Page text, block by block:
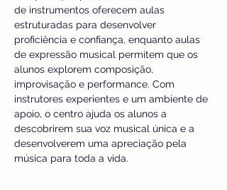
de instrumentos oferecem aulas
estruturadas para desenvolver
proficiência e confiança, enquanto aulas
de expressão musical permitem que os
alunos explorem composição,
improvisação e performance. Com
instrutores experientes e um ambiente de
apoio, o centro ajuda os alunos a
descobrirem sua voz musical única e a
desenvolverem uma apreciação pela
música para toda a vida.